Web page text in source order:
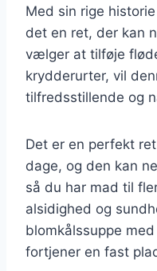
Med sin rige
det en ret, der kan
vælger at tilføje
krydderurter, vil
tilfredsstillende og
Det er en perfekt
dage, og den kan
så du har mad til
alsidighed og
blomkålssuppe
fortjener en fast